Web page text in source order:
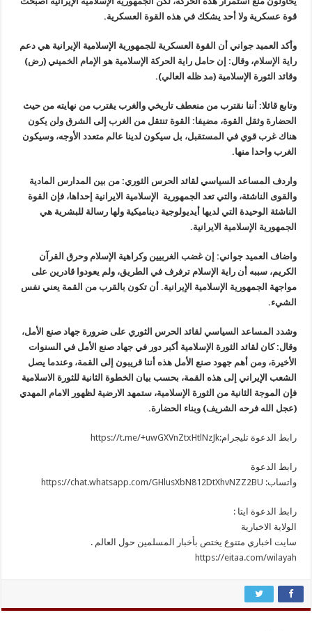
قوة عسكرية ولا أحد يشكك في هذه القوة العسكرية.
وأكد العميد جواني أن القوة العسكرية للجمهورية الإسلامية الإيرانية هي دعم
راية الإسلام، وقال: إن حامل راية الحركة الإسلامية هو الإمام الخميني (رض)
وقائد الثورة الإسلامية (مد ظله العالي).
وتابع قائلا: أننا نقترب من منعطف تاريخي والغرب يقترب من نهايته من حيث
الحضارة وثقل القوة، مضيفا: القوة تنتقل من الغرب إلى الشرق ولن يكون
هناك غرب قوي في المستقبل، بل سيكون لدينا عالم متعدد الأوجه، وسيكون
الغرب واحدا منها.
واردف المساعد السياسي لقائد الحرس الثوري: من بين المدارس المادية
والقوى الناشئة، والتي تعد الجمهورية الإسلامية الايرانية إحداها، فإن القوة
الناشئة الوحيدة التي لديها أيديولوجية ديناميكية ولها رسالة للبشرية هي
الجمهورية الإسلامية الايرانية.
واضاف العميد جواني: إن غضب الغربيين وكراهية الإسلام وحرق القرآن
الكريم، سببه أن راية الإسلام ترفرف في الطريق، ولم يعودوا قادرين على
مواجهة الجمهورية الإسلامية الإيرانية. أن تكون بالقرب من القمة يعني نفس
الشيء.
وشدد المساعد السياسي لقائد الحرس الثوري على ضرورة جهاد صنع الأمل،
وقال: كان لقائد الثورة الإسلامية أكبر دور في جهاد صنع الأمل في السنوات
الأخيرة، ومن أهم جهود صنع الأمل هذه أننا قريبون إلى القمة، وعندما يصل
الشعب الإيراني إلى هذه القمة، بحسب بيان الخطوة الثانية للثورة الاسلامية
فإن الموجة الثانية من الثورة الإسلامية، ستمهد الارضية لظهور الامام المهدي
(عجل الله فرحه الشريف) وبناء الحضارة.
رابط الدعوة تليجرام:https://t.me/+uwGXVnZtxHtlNzJk
رابط الدعوة
واتساب: https://chat.whatsapp.com/GHlusXbN812DtXhvNZZ2BU
رابط الدعوة ايتا :
الولاية الاخبارية
سايت اخباري متنوع يختص بأخبار المسلمين حول العالم .
https://eitaa.com/wilayah